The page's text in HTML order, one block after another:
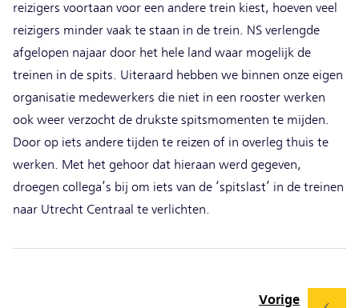
reizigers voortaan voor een andere trein kiest, hoeven veel
reizigers minder vaak te staan in de trein. NS verlengde
afgelopen najaar door het hele land waar mogelijk de
treinen in de spits. Uiteraard hebben we binnen onze eigen
organisatie medewerkers die niet in een rooster werken
ook weer verzocht de drukste spitsmomenten te mijden.
Door op iets andere tijden te reizen of in overleg thuis te
werken. Met het gehoor dat hieraan werd gegeven,
droegen collega’s bij om iets van de ‘spitslast’ in de treinen
naar Utrecht Centraal te verlichten.
Vorige